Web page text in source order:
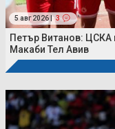
5 авг 2026 | 3
Петър Витанов:
Макаби Тел Авив